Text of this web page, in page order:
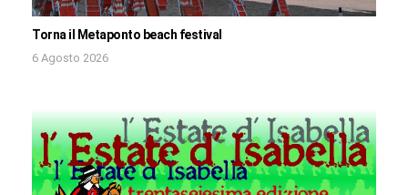
Torna il Metaponto beach festival
6 Agosto 2026